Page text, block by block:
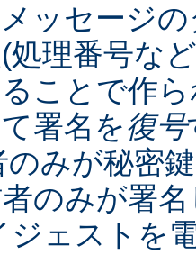
ッセージ
処理番号な
ことで作
署名を復号
のみが秘密
のみが署
ジェストを